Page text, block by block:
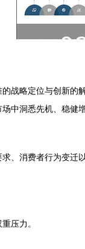
战略定位与创新
中洞悉先机、稳健增
、消费者行为变迁
压力。